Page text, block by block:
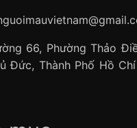
66, Phường Thảo
Đức, Thành Phố Hồ